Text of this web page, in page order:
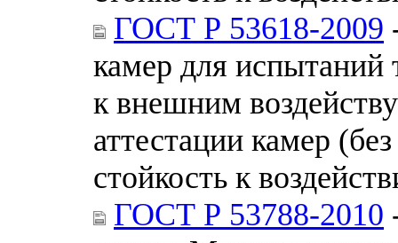
ГОСТ Р 53618-2009
камер для испытаний
к внешним
аттестации камер
стойкость к
ГОСТ Р 53788-2010